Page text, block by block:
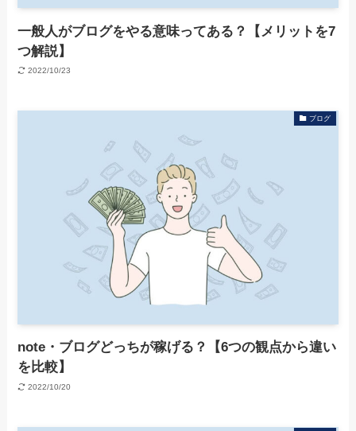
一般人がブログをやる意味ってある？【メリットを7
つ解説】
2022/10/23
ブログ
note・ブログどっちが稼げる？【6つの観点から違い
を比較】
2022/10/20